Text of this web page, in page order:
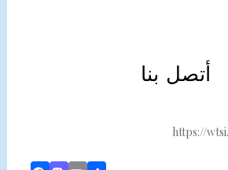
أتصل بنا
https://